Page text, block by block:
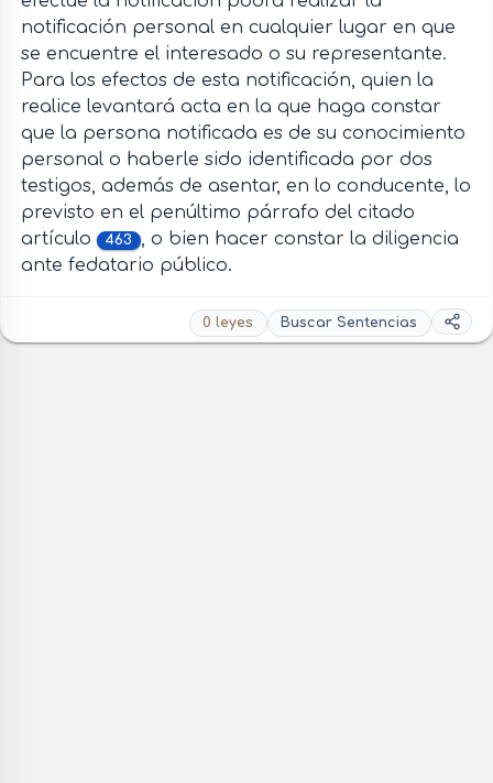
notificación personal en cualquier lugar en que
se encuentre el interesado o su representante.
Para los efectos de esta notificación, quien la
realice levantará acta en la que haga constar
que la persona notificada es de su conocimiento
personal o haberle sido identificada por dos
testigos, además de asentar, en lo conducente, lo
previsto en el penúltimo párrafo del citado
artículo
463
, o bien hacer constar la diligencia
ante fedatario público.
0 leyes Buscar Sentencias